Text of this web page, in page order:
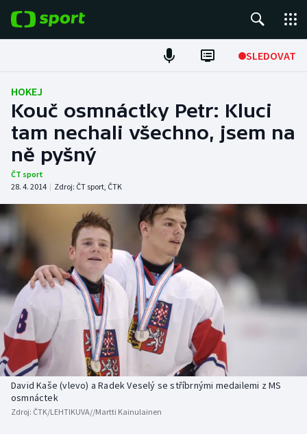
SLEDOVAT
Fotbal
Hokej
Tenis
Atletika
DALŠÍ SPORTY
Americký fotbal
Baseball a softbal
Basketbal
Biatlon
Boby a skeleton
NEPŘEHLÉDNĚTE
Soutěže
Historické návraty
Aplikace ČT sport
AZ kvíz
HOKEJ
Kouč osmnáctky Petr: Kluci
tam nechali všechno, jsem na
ně pyšný
ČT sport
28. 4. 2014 | Zdroj: ČT sport, ČTK
David Kaše (vlevo) a Radek Veselý se stříbrnými medailemi z MS
osmnáctek
Zdroj: ČTK/LEHTIKUVA//Martti Kainulainen